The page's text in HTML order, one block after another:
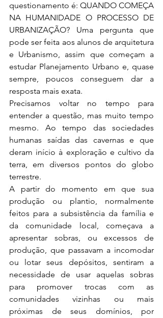
questionamento é: QUANDO COMEÇA
NA HUMANIDADE O PROCESSO DE
URBANIZAÇÃO? Uma pergunta que
pode ser feita aos alunos de arquitetura
e Urbanismo, assim que começam a
estudar Planejamento Urbano e, quase
sempre, poucos conseguem dar a
resposta mais exata.
Precisamos voltar no tempo para
entender a questão, mas muito tempo
mesmo. Ao tempo das sociedades
humanas saídas das cavernas e que
deram início à exploração e cultivo da
terra, em diversos pontos do globo
terrestre.
A partir do momento em que sua
produção ou plantio, normalmente
feitos para a subsistência da família e
da comunidade local, começava a
apresentar sobras, ou excessos de
produção, que passavam a incomodar
ou lotar seus depósitos, sentiram a
necessidade de usar aquelas sobras
para promover trocas com as
comunidades vizinhas ou mais
próximas de seus domínios, por